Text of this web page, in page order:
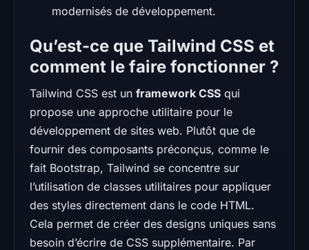
modernisés de développement.
Qu’est-ce que Tailwind CSS et
comment le faire fonctionner ?
Tailwind CSS est un framework CSS qui
propose une approche utilitaire pour le
développement de sites web. Plutôt que de
fournir des composants préconçus, comme le
fait Bootstrap, Tailwind se concentre sur
l’utilisation de classes utilitaires pour appliquer
des styles directement dans le code HTML.
Cela permet de créer des designs uniques sans
besoin d’écrire de CSS supplémentaire. Par